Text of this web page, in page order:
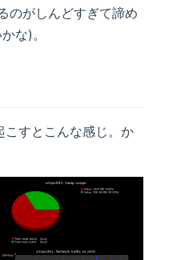
のがしんどすぎて諦め
な)。
すとこんな感じ。か